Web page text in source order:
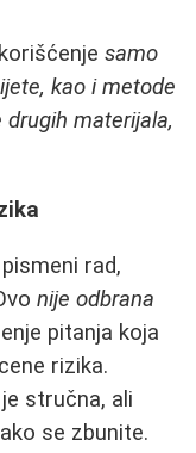
samo
kao i metode
materijala,
rad,
nije odbrana
pitanja koja
rizika.
stručna, ali
se zbunite.